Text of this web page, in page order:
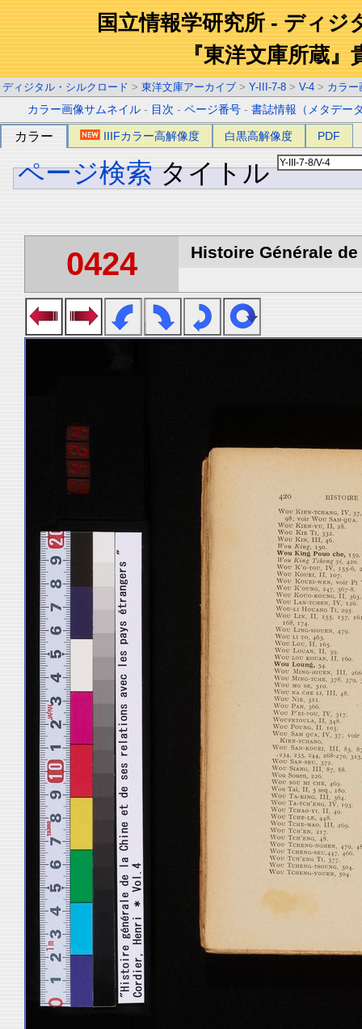
国立情報学研究所 - ディジ
『東洋文庫所蔵』
ディジタル・シルクロード > 東洋文庫アーカイブ > Y-III-7-8 > V-4 > カラー
カラー画像サムネイル - 目次 -ページ番号 -書誌情報（メタデー
カラー IIIFカラー高解像度 白黒高解像度 PDF
ページ検索 タイトル
0424 Histoire Générale